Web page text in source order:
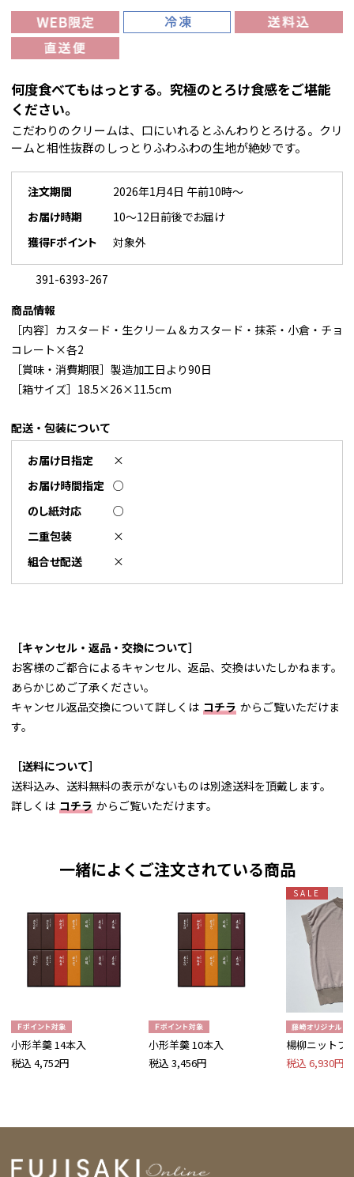
何度食べてもはっとする。究極のとろけ食感をご堪能
ください。
こだわりのクリームは、口にいれるとふんわりとろける。クリ
ームと相性抜群のしっとりふわふわの生地が絶妙です。
注文期間
2026年1月4日 午前10時～
お届け時期
10～12日前後でお届け
獲得Fポイント
対象外
391-6393-267
商品情報
［内容］カスタード・生クリーム＆カスタード・抹茶・小倉・チョ
コレート×各2
［賞味・消費期限］製造加工日より90日
［箱サイズ］18.5×26×11.5cm
配送・包装について
お届け日指定
×
お届け時間指定 ○
のし紙対応
○
二重包装
×
組合せ配送
×
［キャンセル・返品・交換について］
お客様のご都合によるキャンセル、返品、交換はいたしかねます。
あらかじめご了承ください。
キャンセル返品交換について詳しくは コチラ からご覧いただけま
す。
［送料について］
送料込み、送料無料の表示がないものは別途送料を頂戴します。
詳しくは コチラ からご覧いただけます。
一緒によくご注文されている商品
小形羊羹 14本入
税込 4,752円
小形羊羹 10本入
税込 3,456円
SALE
楊柳ニットプ
税込 6,930円